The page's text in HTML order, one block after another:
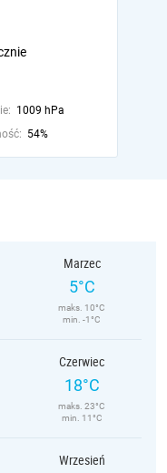
1009 hPa
54%
Marzec
5°C
maks. 10°C
min. -1°C
Czerwiec
18°C
maks. 23°C
min. 11°C
Wrzesień